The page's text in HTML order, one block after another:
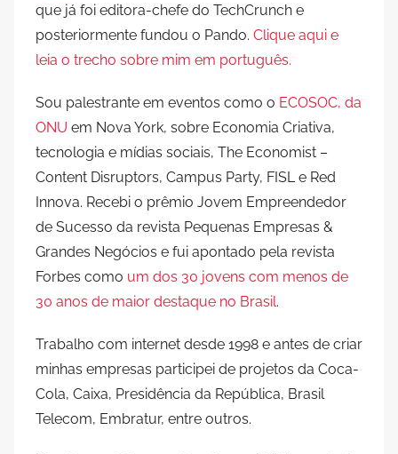
que já foi editora-chefe do TechCrunch e
posteriormente fundou o Pando. Clique aqui e
leia o trecho sobre mim em português.
Sou palestrante em eventos como o ECOSOC, da
ONU em Nova York, sobre Economia Criativa,
tecnologia e mídias sociais, The Economist –
Content Disruptors, Campus Party, FISL e Red
Innova. Recebi o prêmio Jovem Empreendedor
de Sucesso da revista Pequenas Empresas &
Grandes Negócios e fui apontado pela revista
Forbes como um dos 30 jovens com menos de
30 anos de maior destaque no Brasil.
Trabalho com internet desde 1998 e antes de criar
minhas empresas participei de projetos da Coca-
Cola, Caixa, Presidência da República, Brasil
Telecom, Embratur, entre outros.